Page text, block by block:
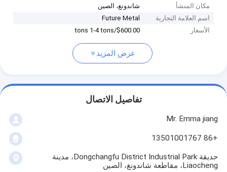
مكان المنشأ
شاندونغ، الصين
اسم العلامة التجارية
Future Metal
الأسعار
$600.00/tons 1-4 tons
عرض المزيد
تفاصيل الاتصال
Mr. Emma jiang
+86 13501001767
حديقة Dongchangfu District Industrial Park، مدينة
Liaocheng، مقاطعة شاندونغ، الصين